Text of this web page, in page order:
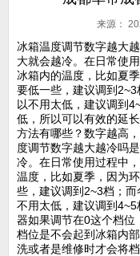
来源：
冰箱温度调节数字越大
大就会越冷。在日常使
冰箱内的温度，比如夏
要低一些，建议调到
以不用太低，建议调到
低，所以可以有效的延
方法有哪些？数字越高
度调节数字越大越冷吗
冷。在日常使用过程中
温度，比如夏季，因为
些，建议调到2~3档；
不用太低，建议调到
器如果调节在0这个档位
档位是不会起到冰箱内
洗或者是维修时才会将